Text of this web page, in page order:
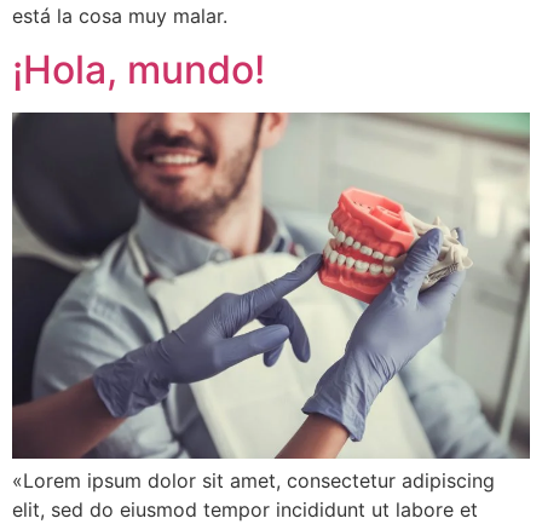
está la cosa muy malar.
¡Hola, mundo!
«Lorem ipsum dolor sit amet, consectetur adipiscing
elit, sed do eiusmod tempor incididunt ut labore et